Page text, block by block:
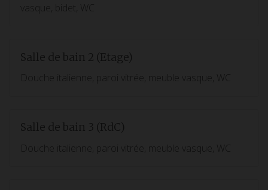
vasque, bidet, WC
Salle de bain 2 (Etage)
Douche italienne, paroi vitrée, meuble vasque, WC
Salle de bain 3 (RdC)
Douche italienne, paroi vitrée, meuble vasque, WC